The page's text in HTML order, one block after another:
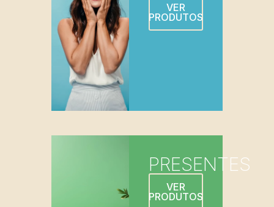
VER
PRODUTOS
PRESENTES
VER
PRODUTOS